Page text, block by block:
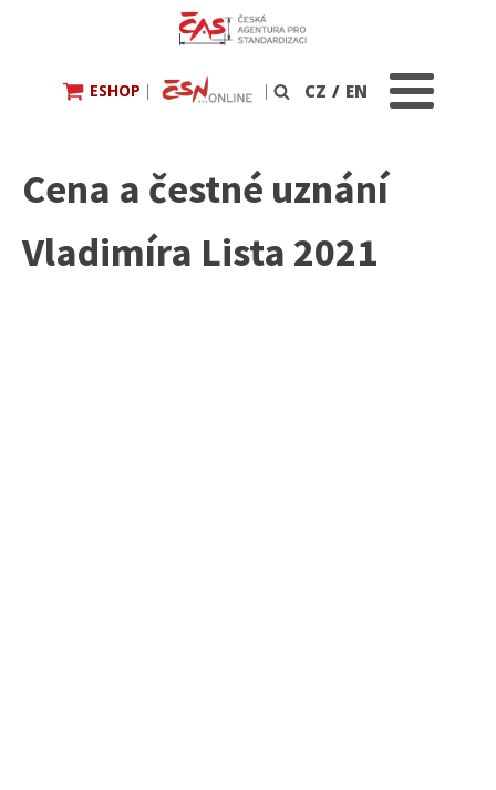
ESHOP | | Vyhledávání
CZ / EN
Cena a čestné uznání
Vladimíra Lista 2021